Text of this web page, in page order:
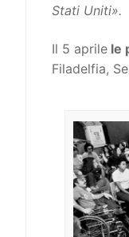
Stati Uniti».
Il 5 aprile le
Filadelfia,